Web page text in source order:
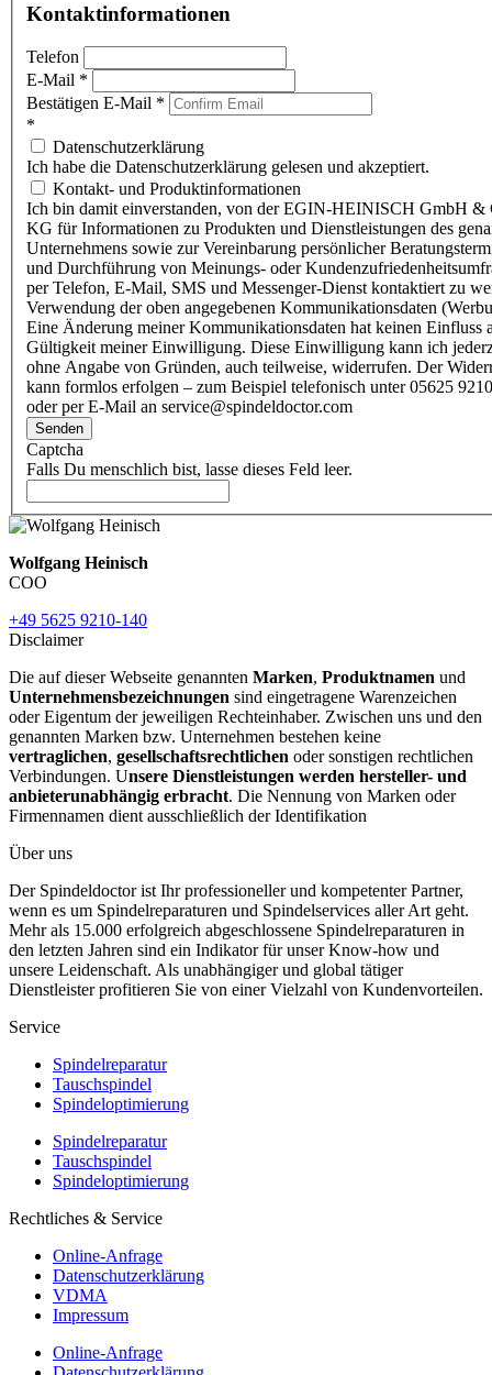
Kontaktinformationen
Telefon
E-Mail *
Bestätigen E-Mail *
*
Datenschutzerklärung
Ich habe die Datenschutzerklärung gelesen und akzeptiert.
Kontakt- und Produktinformationen
Ich bin damit einverstanden, von der EGIN-HEINISCH GmbH &
KG für Informationen zu Produkten und Dienstleistungen des
Unternehmens sowie zur Vereinbarung persönlicher
und Durchführung von Meinungs- oder
per Telefon, E-Mail, SMS und Messenger-Dienst kontaktiert zu
Verwendung der oben angegebenen Kommunikationsdaten
Eine Änderung meiner Kommunikationsdaten hat keinen Einfluss
Gültigkeit meiner Einwilligung. Diese Einwilligung kann ich
ohne Angabe von Gründen, auch teilweise, widerrufen. Der
kann formlos erfolgen – zum Beispiel telefonisch unter 05625
oder per E-Mail an service@spindeldoctor.com
Senden
Captcha
Falls Du menschlich bist, lasse dieses Feld leer.
Wolfgang Heinisch
COO
+49 5625 9210-140
Disclaimer
Die auf dieser Webseite genannten Marken, Produktnamen und
Unternehmensbezeichnungen sind eingetragene Warenzeichen
oder Eigentum der jeweiligen Rechteinhaber. Zwischen uns und den
genannten Marken bzw. Unternehmen bestehen keine
vertraglichen, gesellschaftsrechtlichen oder sonstigen rechtlichen
Verbindungen. Unsere Dienstleistungen werden hersteller- und
anbieterunabhängig erbracht. Die Nennung von Marken oder
Firmennamen dient ausschließlich der Identifikation
Über uns
Der Spindeldoctor ist Ihr professioneller und kompetenter Partner,
wenn es um Spindelreparaturen und Spindelservices aller Art geht.
Mehr als 15.000 erfolgreich abgeschlossene Spindelreparaturen in
den letzten Jahren sind ein Indikator für unser Know-how und
unsere Leidenschaft. Als unabhängiger und global tätiger
Dienstleister profitieren Sie von einer Vielzahl von Kundenvorteilen.
Service
Spindelreparatur
Tauschspindel
Spindeloptimierung
Spindelreparatur
Tauschspindel
Spindeloptimierung
Rechtliches & Service
Online-Anfrage
Datenschutzerklärung
VDMA
Impressum
Online-Anfrage